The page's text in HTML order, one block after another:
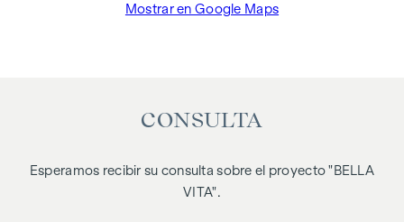
Mostrar en Google Maps
CONSULTA
Esperamos recibir su consulta sobre el proyecto "BELLA
VITA".